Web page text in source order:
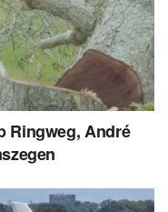
Ringweg, André